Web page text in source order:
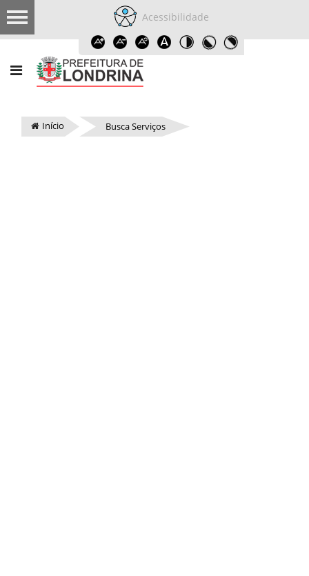
Acessibilidade
Início Busca Serviços